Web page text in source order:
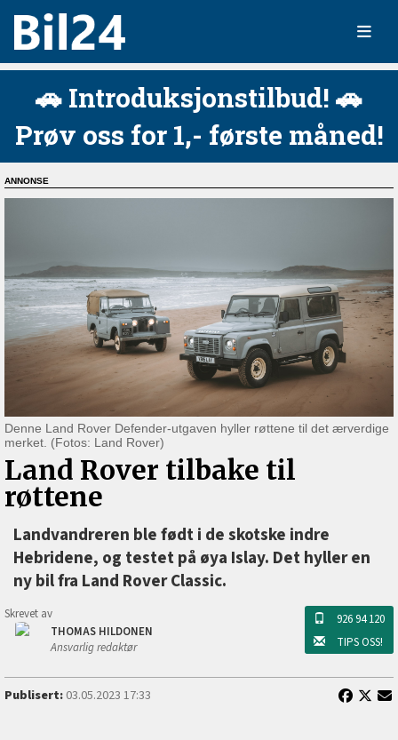
🚗 Introduksjonstilbud! 🚗
Prøv oss for 1,- første måned!
Denne Land Rover Defender-utgaven hyller røttene til det ærverdige
merket. (Fotos: Land Rover)
Land Rover tilbake til
røttene
Landvandreren ble født i de skotske indre
Hebridene, og testet på øya Islay. Det hyller en
ny bil fra Land Rover Classic.
Skrevet av
THOMAS HILDONEN
Ansvarlig redaktør
926 94 120
TIPS OSS!
Publisert:03.05.2023 17:33